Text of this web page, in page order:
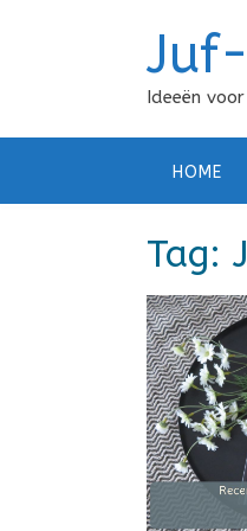
Ideeën
HOME
Tag: